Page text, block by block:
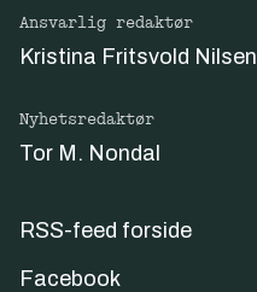
Ansvarlig redaktør
Kristina Fritsvold Nilsen
Nyhetsredaktør
Tor M. Nondal
RSS-feed forside
Facebook